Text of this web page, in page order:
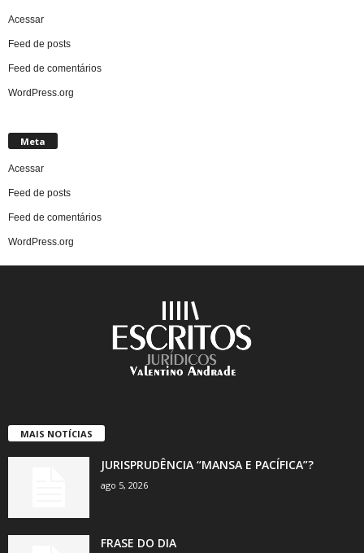
Acessar
Feed de posts
Feed de comentários
WordPress.org
Meta
Acessar
Feed de posts
Feed de comentários
WordPress.org
MAIS NOTÍCIAS
JURISPRUDÊNCIA “MANSA E PACÍFICA”?
ago 5, 2026
FRASE DO DIA